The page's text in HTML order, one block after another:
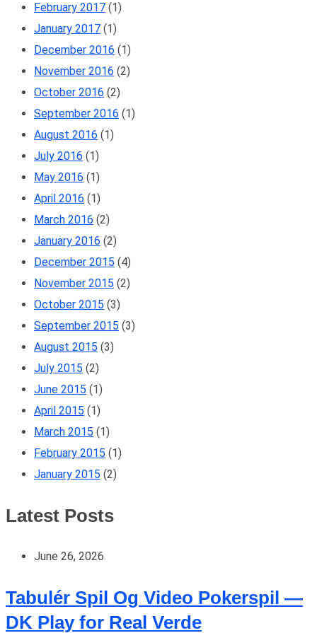
February 2017 (1)
January 2017 (1)
December 2016 (1)
November 2016 (2)
October 2016 (2)
September 2016 (1)
August 2016 (1)
July 2016 (1)
May 2016 (1)
April 2016 (1)
March 2016 (2)
January 2016 (2)
December 2015 (4)
November 2015 (2)
October 2015 (3)
September 2015 (3)
August 2015 (3)
July 2015 (2)
June 2015 (1)
April 2015 (1)
March 2015 (1)
February 2015 (1)
January 2015 (2)
Latest Posts
June 26, 2026
Tabulér Spil Og Video Pokerspil —
DK Play for Real Verde